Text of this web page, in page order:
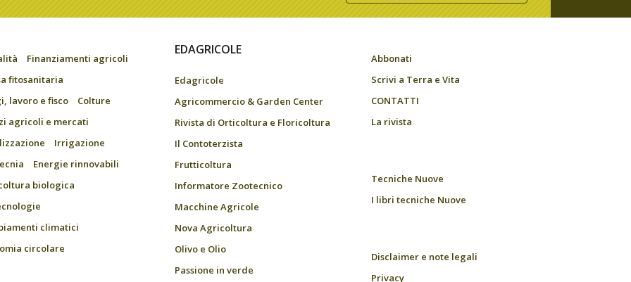
Finanziamenti agricoli
fitosanitaria
lavoro e fisco
Colture
agricoli e mercati
Irrigazione
Energie rinnovabili
biologica
climatici
circolare
EDAGRICOLE
Edagricole
Agricommercio & Garden Center
Rivista di Orticoltura e Floricoltura
Il Contoterzista
Frutticoltura
Informatore Zootecnico
Macchine Agricole
Nova Agricoltura
Olivo e Olio
Passione in verde
Abbonati
Scrivi a Terra e Vita
CONTATTI
La rivista
Tecniche Nuove
I libri tecniche Nuove
Disclaimer e note legali
Privacy